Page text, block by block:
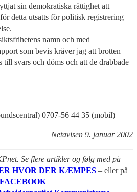
sin demokratiska rättighet att
detta utsatts för politisk registrering
namn och med
som bevis kräver jag att brotten
till svars och döms och att de drabbade
0707-56 44 35 (mobil)
Netavisen 9. januar 2002
Se flere artikler og følg med på
HVOR DER KÆMPES – eller på
FACEBOOK